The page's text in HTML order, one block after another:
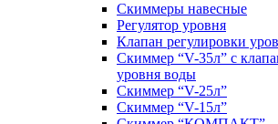
Скиммеры навесные
Регулятор уровня
Клапан регулировки
Скиммер “V-35л” с
уровня воды
Скиммер “V-25л”
Скиммер “V-15л”